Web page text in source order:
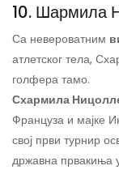
10. Шармила
Са невероватним
атлетског тела,
голфера тамо.
Схармила
Француза и мајке
свој први турнир
државна првакиња